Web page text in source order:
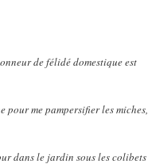
de félidé domestique est
pour me pampersifier les miches,
dans le jardin sous les colibets